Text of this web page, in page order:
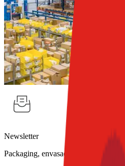
Newsletter
Packaging, envasado y procesamiento